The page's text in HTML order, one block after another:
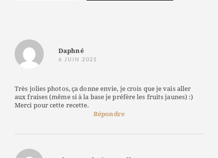
Daphné
6 JUIN 2021
Très jolies photos, ça donne envie, je crois que je vais aller
aux fraises (même si à la base je préfère les fruits jaunes) :)
Merci pour cette recette.
Répondre